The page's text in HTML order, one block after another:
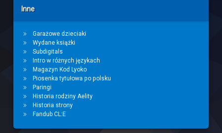
Inne
Garażowe dzieciaki
Wydane książki
Subdigitals
Intro w różnych językach
Magazyn Kod Lyoko
Piosenka tytułowa po polsku
Paringi
Historia rodziny Aelity
Historia strony
Fandub CL:E